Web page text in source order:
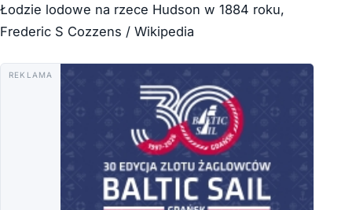
Łodzie lodowe na rzece Hudson w 1884 roku,
Frederic S Cozzens / Wikipedia
REKLAMA